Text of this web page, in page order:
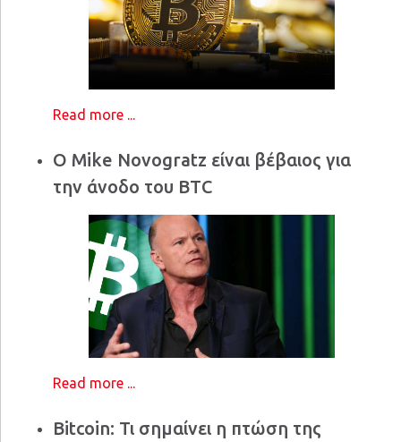
Read more ...
Ο Mike Novogratz είναι βέβαιος για
την άνοδο του BTC
Read more ...
Bitcoin: Τι σημαίνει η πτώση της